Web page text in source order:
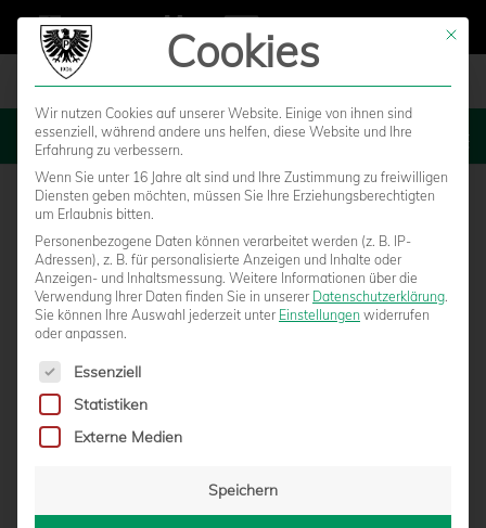
MENU
SASCHA HILDMANN TRÄGT DEN ADLER
vonMoritz Schwegmann|18.11.2020 - 10:32
Mit
Cookies
Wir nutzen Cookies auf unserer Website. Einige von ihnen sind
essenziell, während andere uns helfen, diese Website und Ihre
Erfahrung zu verbessern.
Wenn Sie unter 16 Jahre alt sind und Ihre Zustimmung zu freiwilligen
Diensten geben möchten, müssen Sie Ihre Erziehungsberechtigten
um Erlaubnis bitten.
Personenbezogene Daten können verarbeitet werden (z. B. IP-
Adressen), z. B. für personalisierte Anzeigen und Inhalte oder
Anzeigen- und Inhaltsmessung. Weitere Informationen über die
Verwendung Ihrer Daten finden Sie in unserer Datenschutzerklärung.
Sie können Ihre Auswahl jederzeit unter Einstellungen widerrufen
oder anpassen.
Es folgt eine Liste der Service-Gruppen, für die eine
Essenziell
Statistiken
Externe Medien
Speichern